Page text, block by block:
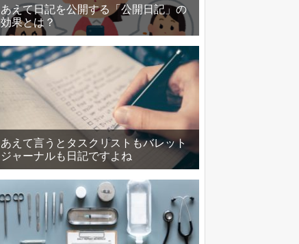
あえて日記を公開する「公開日記」の
効果とは？
あえて言うとタスクリストもバレット
ジャーナルも日記ですよね